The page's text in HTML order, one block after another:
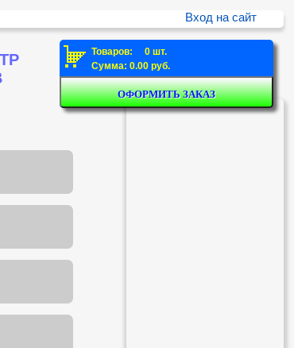
Вход на сайт
Товаров: 0 шт.
Сумма: 0.00 руб.